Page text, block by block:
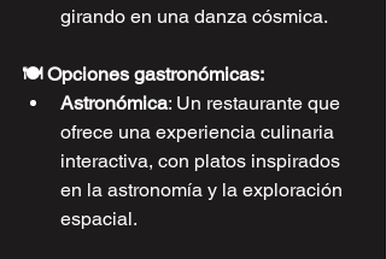
girando en una danza cósmica.
🍽️ Opciones gastronómicas:
Astronómica: Un restaurante que
ofrece una experiencia culinaria
interactiva, con platos inspirados
en la astronomía y la exploración
espacial.